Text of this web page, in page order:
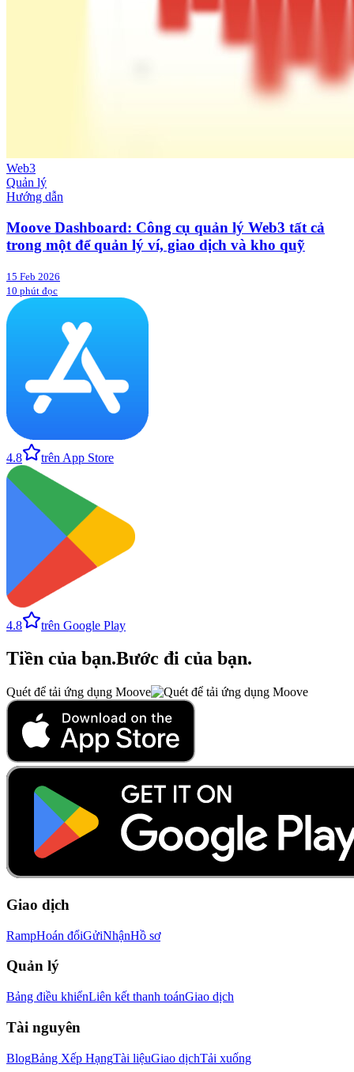
Web3
Quản lý
Hướng dẫn
Moove Dashboard: Công cụ quản lý Web3 tất cả
trong một để quản lý ví, giao dịch và kho quỹ
15 Feb 2026
10 phút đọc
4.8 trên App Store
4.8 trên Google Play
Tiền của bạn.Bước đi của bạn.
Quét để tải ứng dụng Moove
Giao dịch
RampHoán đổiGửiNhậnHồ sơ
Quản lý
Bảng điều khiểnLiên kết thanh toánGiao dịch
Tài nguyên
BlogBảng Xếp HạngTài liệuGiao dịchTải xuống